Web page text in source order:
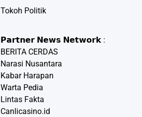
Tokoh Politik
𝗣𝗮𝗿𝘁𝗻𝗲𝗿 𝗡𝗲𝘄𝘀 𝗡𝗲𝘁𝘄𝗼𝗿𝗸 :
BERITA CERDAS
Narasi Nusantara
Kabar Harapan
Warta Pedia
Lintas Fakta
Canlicasino.id